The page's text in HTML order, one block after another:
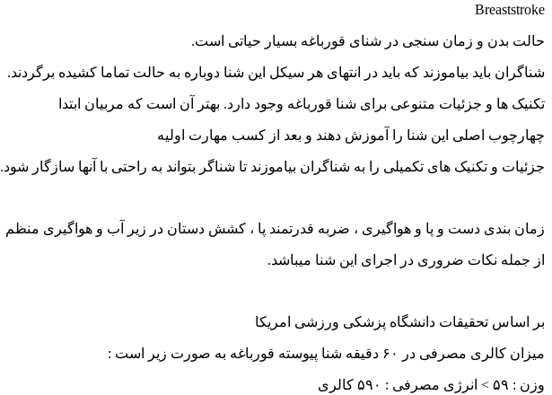
Breaststroke
حالت بدن و زمان سنجی در شنای قورباغه بسیار حیاتی است.
شناگران باید بیاموزند که باید در انتهای هر سیکل این شنا دوباره به حالت تماما کشیده برگردند.
تکنیک ها و جزئیات متنوعی برای شنا قورباغه وجود دارد. بهتر آن است که مربیان ابتدا
چهارچوب اصلی این شنا را آموزش دهند و بعد از کسب مهارت اولیه
جزئیات و تکنیک های تکمیلی را به شناگران بیاموزند تا شناگر بتواند به راحتی با آنها سازگار شود.
زمان بندی دست و پا و هواگیری ، ضربه قدرتمند پا ، کشش دستان در زیر آب و هواگیری منظم
از جمله نکات ضروری در اجرای این شنا میباشد.
بر اساس تحقیقات دانشگاه پزشکی ورزشی امریکا
میزان کالری مصرفی در ۶۰ دقیقه شنا پیوسته قورباغه به صورت زیر است :
وزن : ۵۹ > انرژی مصرفی : ۵۹۰ کالری